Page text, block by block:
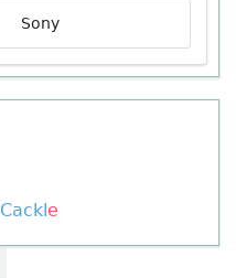
Sony
Cackle